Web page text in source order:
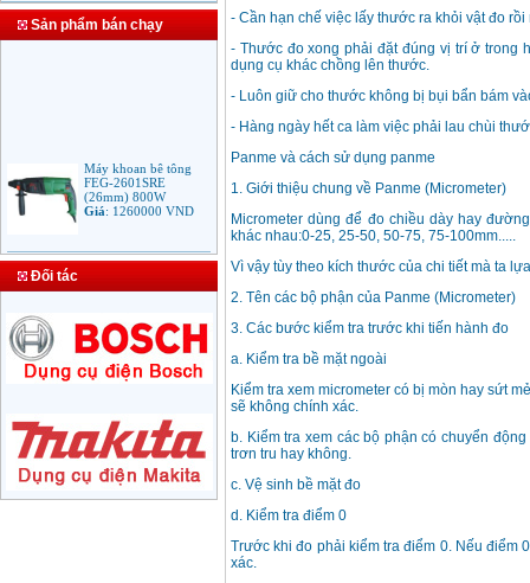
Sản phẩm bán chạy
FEG-2601SRE
(26mm) 800W
Giá:1260000VND
Bảng giá mũi khoan
Giá:330000VND
Máy Khoan Bosch
GSB 16RE (750W)
Bộ máy khoan Bosch
GSB 13RE hộp nhựa
100 chi tiết
Giá:1977000VND
Đối tác
- Cần hạn chế việc lấy thước ra khỏi vật đo rồi
- Thước đo xong phải đặt đúng vị trí ở trong
dụng cụ khác chồng lên thước.
- Luôn giữ cho thước không bị bụi bẩn bám
- Hàng ngày hết ca làm việc phải lau chùi
Panme và cách sử dụng panme
1. Giới thiệu chung về Panme (Micrometer)
Micrometer dùng để đo chiều dày hay
khác nhau:0-25, 25-50, 50-75, 75-100mm.....
Vì vậy tùy theo kích thước của chi tiết mà ta
2. Tên các bộ phận của Panme (Micrometer)
3. Các bước kiểm tra trước khi tiến hành đo
a. Kiểm tra bề mặt ngoài
Kiểm tra xem micrometer có bị mòn hay sứt
sẽ không chính xác.
b. Kiểm tra xem các bộ phận có chuyển
trơn tru hay không.
c. Vệ sinh bề mặt đo
d. Kiểm tra điểm 0
Trước khi đo phải kiểm tra điểm 0. Nếu điểm
xác.